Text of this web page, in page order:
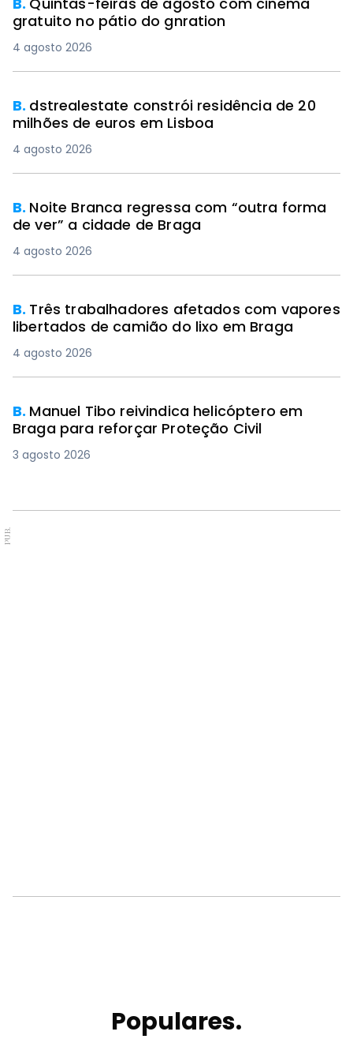
gratuito no pátio do gnration
4 agosto 2026
B. dstrealestate constrói residência de 20
milhões de euros em Lisboa
4 agosto 2026
B. Noite Branca regressa com “outra forma
de ver” a cidade de Braga
4 agosto 2026
B. Três trabalhadores afetados com vapores
libertados de camião do lixo em Braga
4 agosto 2026
B. Manuel Tibo reivindica helicóptero em
Braga para reforçar Proteção Civil
3 agosto 2026
PUB.
Populares.